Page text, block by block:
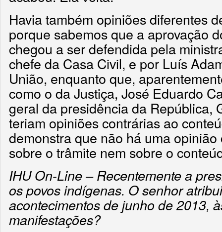
Havia também opiniões diferentes
porque sabemos que a aprovação
chegou a ser defendida pela
chefe da Casa Civil, e por Luís
União, enquanto que,
como o da Justiça, José Eduardo
geral da presidência da República,
teriam opiniões contrárias ao
demonstra que não há uma
sobre o trâmite nem sobre o
IHU On-Line – Recentemente a
os povos indígenas. O senhor
acontecimentos de junho de 2013,
manifestações?